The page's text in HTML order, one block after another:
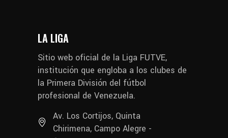
LA LIGA
Sitio web oficial de la Liga FUTVE,
institución que engloba a los clubes de
la Primera División del fútbol
profesional de Venezuela.
Av. Los Cortijos, Quinta
Chirimena, Campo Alegre -